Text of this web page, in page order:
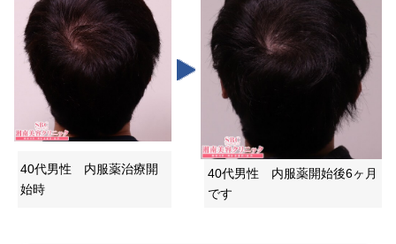
40代男性 内服薬治療開
始時
40代男性 内服薬開始後6ヶ月
です